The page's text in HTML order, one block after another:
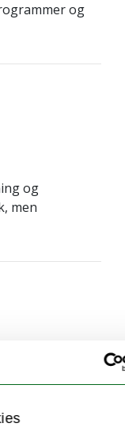
og
og
men
timer,
høst. Ett